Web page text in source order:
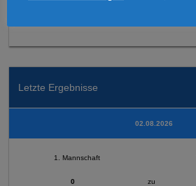
Letzte Ergebnisse
02.08.2026
1. Mannschaft
0 zu